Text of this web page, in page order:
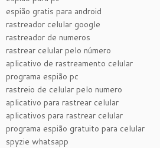
espião gratis para android
rastreador celular google
rastreador de numeros
rastrear celular pelo número
aplicativo de rastreamento celular
programa espião pc
rastreio de celular pelo numero
aplicativo para rastrear celular
aplicativos para rastrear celular
programa espião gratuito para celular
spyzie whatsapp